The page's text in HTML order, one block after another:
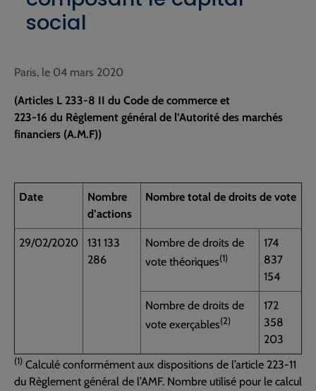
social
Paris, le 04 mars 2020
(Articles L 233-8 II du Code de commerce et
223-16 du Règlement général de l’Autorité des marchés
financiers (A.M.F))
Date
Nombre
d’actions
Nombre total de droits de vote
29/02/2020
131 133
286
Nombre de droits de
vote théoriques(1)
174
837
154
Nombre de droits de
vote exerçables(2)
172
358
203
(1) Calculé conformément aux dispositions de l’article 223-11
du Règlement général de l’AMF. Nombre utilisé pour le calcul